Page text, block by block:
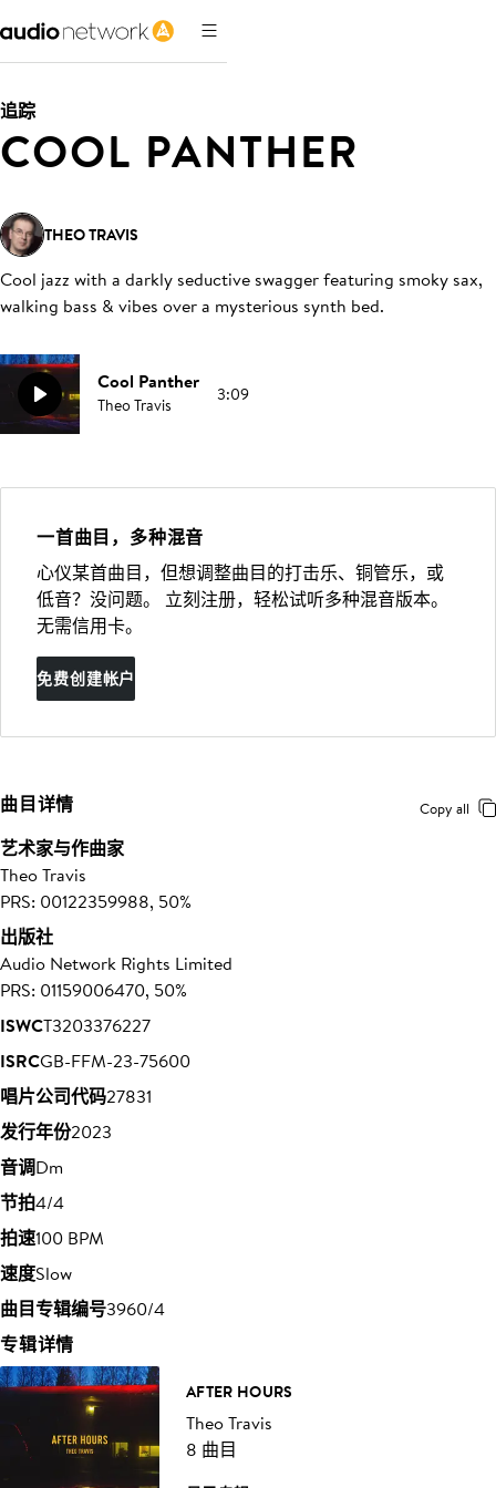
追踪
COOL PANTHER
THEO TRAVIS
Cool jazz with a darkly seductive swagger featuring smoky sax,
walking bass & vibes over a mysterious synth bed.
Cool Panther
Theo Travis 3:09
一首曲目，多种混音
心仪某首曲目，但想调整曲目的打击乐、铜管乐，或
低音？没问题。 立刻注册，轻松试听多种混音版本。
无需信用卡。
免费创建帐户
曲目详情 Copy all
艺术家与作曲家
Theo Travis
PRS: 00122359988, 50%
出版社
Audio Network Rights Limited
PRS: 01159006470, 50%
ISWCT3203376227
ISRCGB-FFM-23-75600
唱片公司代码27831
发行年份2023
音调Dm
节拍4/4
拍速100 BPM
速度Slow
曲目专辑编号3960/4
专辑详情
AFTER HOURS
Theo Travis
8 曲目